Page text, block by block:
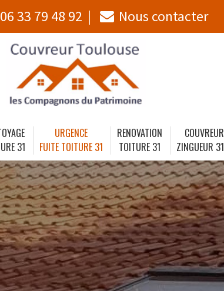
06 33 79 48 92 Nous contacter
31
URGENCE
FUITE TOITURE 31
RENOVATION
TOITURE 31
COUVREUR
ZINGUEUR 31